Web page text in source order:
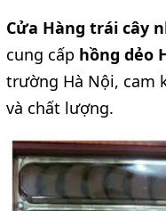
Cửa Hàng trái cây
cung cấp hồng dẻo
trường Hà Nội, cam
và chất lượng.